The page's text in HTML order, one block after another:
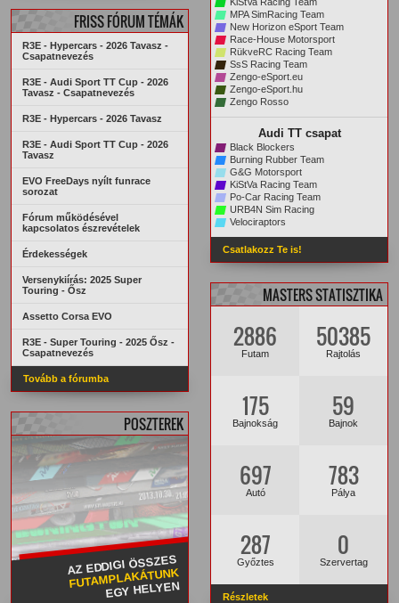
FRISS FÓRUM TÉMÁK
R3E - Hypercars - 2026 Tavasz -
Csapatnevezés
R3E - Audi Sport TT Cup - 2026
Tavasz - Csapatnevezés
R3E - Hypercars - 2026 Tavasz
R3E - Audi Sport TT Cup - 2026
Tavasz
EVO FreeDays nyílt funrace
sorozat
Fórum működésével
kapcsolatos észrevételek
Érdekességek
Versenykiírás: 2025 Super
Touring - Ősz
Assetto Corsa EVO
R3E - Super Touring - 2025 Ősz -
Csapatnevezés
Tovább a fórumba
POSZTEREK
AZ EDDIGI ÖSSZES
FUTAMPLAKÁTUNK
EGY HELYEN
MPA SimRacing Team
New Horizon eSport Team
Race-House Motorsport
RükveRC Racing Team
SsS Racing Team
Zengo-eSport.eu
Zengo-eSport.hu
Zengo Rosso
Audi TT csapat
Black Blockers
Burning Rubber Team
G&G Motorsport
KiStVa Racing Team
Po-Car Racing Team
URB4N Sim Racing
Velociraptors
Csatlakozz Te is!
MASTERS STATISZTIKA
2886
Futam
50385
Rajtolás
175
Bajnokság
59
Bajnok
697
Autó
783
Pálya
287
Győztes
0
Szervertag
Részletek